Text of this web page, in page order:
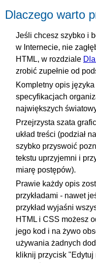
Dlaczego warto
Jeśli chcesz szybko i
w Internecie, nie
HTML, w rozdziale
zrobić zupełnie od
Kompletny opis języka
specyfikacjach
największych
Przejrzysta szata
układ treści (podział
szybko przyswoić
tekstu uprzyjemni i
miarę postępów).
Prawie każdy opis
przykładami - nawet
przykład wyjaśni
HTML i CSS możesz
jego kod i na żywo
używania żadnych
kliknij przycisk